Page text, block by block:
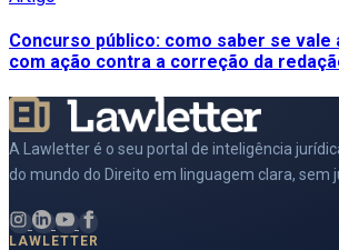
Concurso público: como saber se vale
com ação contra a correção da
A Lawletter é o seu portal de inteligência
do mundo do Direito em linguagem clara, sem
LAWLETTER